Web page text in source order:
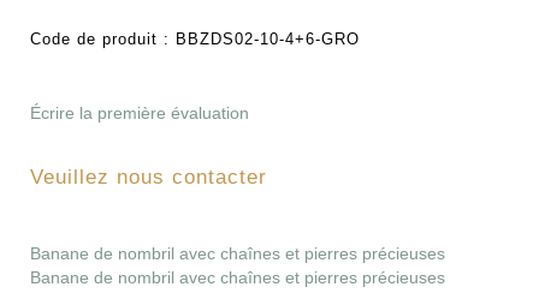
Code de produit : BBZDS02-10-4+6-GRO
Écrire la première évaluation
Veuillez nous contacter
Banane de nombril avec chaînes et pierres précieuses
Banane de nombril avec chaînes et pierres précieuses